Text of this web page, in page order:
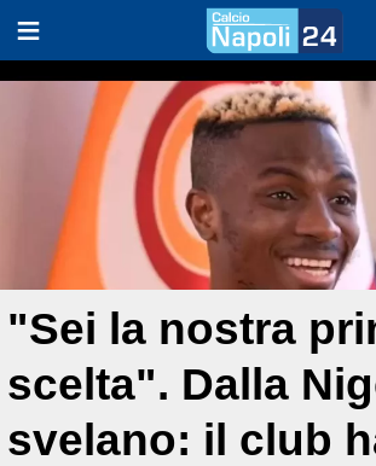
"Sei la nostra
scelta". Dalla
svelano: il club